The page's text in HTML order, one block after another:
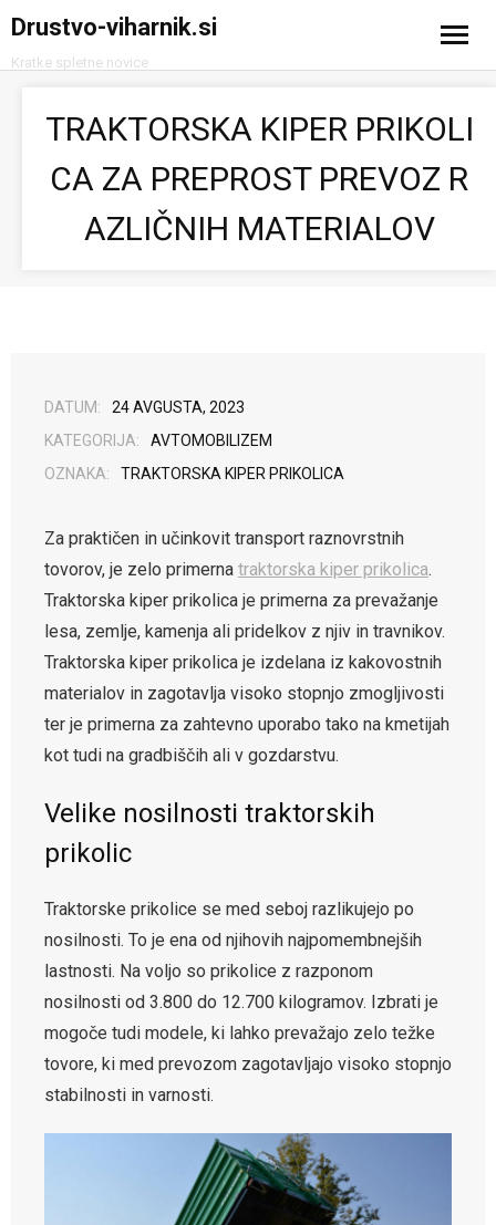
Drustvo-viharnik.si
Kratke spletne novice
Računalništvo in tehnologija
TRAKTORSKA KIPER PRIKOLI
CA ZA PREPROST PREVOZ R
AZLIČNIH MATERIALOV
DATUM:
24 AVGUSTA, 2023
KATEGORIJA:
AVTOMOBILIZEM
OZNAKA:
TRAKTORSKA KIPER PRIKOLICA
Za praktičen in učinkovit transport raznovrstnih
tovorov, je zelo primerna traktorska kiper prikolica.
Traktorska kiper prikolica je primerna za prevažanje
lesa, zemlje, kamenja ali pridelkov z njiv in travnikov.
Traktorska kiper prikolica je izdelana iz kakovostnih
materialov in zagotavlja visoko stopnjo zmogljivosti
ter je primerna za zahtevno uporabo tako na kmetijah
kot tudi na gradbiščih ali v gozdarstvu.
Velike nosilnosti traktorskih
prikolic
Traktorske prikolice se med seboj razlikujejo po
nosilnosti. To je ena od njihovih najpomembnejših
lastnosti. Na voljo so prikolice z razponom
nosilnosti od 3.800 do 12.700 kilogramov. Izbrati je
mogoče tudi modele, ki lahko prevažajo zelo težke
tovore, ki med prevozom zagotavljajo visoko stopnjo
stabilnosti in varnosti.